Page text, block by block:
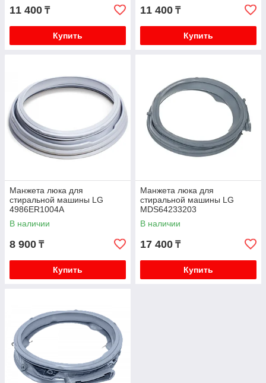
11 400 ₸
Купить
11 400 ₸
Купить
Манжета люка для
стиральной машины LG
4986ER1004A
В наличии
8 900 ₸
Купить
Манжета люка для
стиральной машины LG
MDS64233203
В наличии
17 400 ₸
Купить